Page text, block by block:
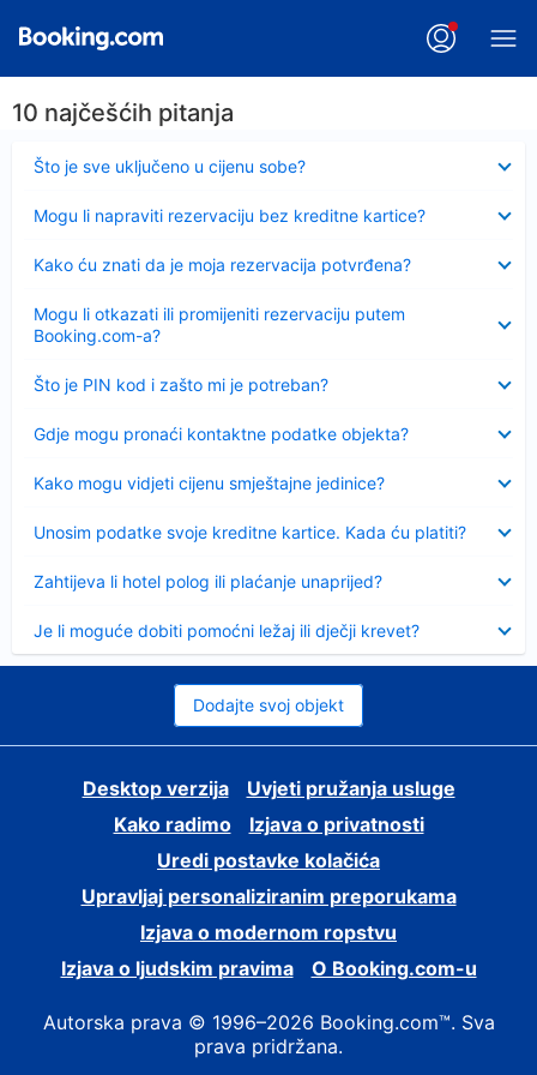
10 najčešćih pitanja
Što je sve uključeno u cijenu sobe?
Sažeto
Mogu li napraviti rezervaciju bez kreditne kartice?
Kako ću znati da je moja rezervacija potvrđena?
Mogu li otkazati ili promijeniti rezervaciju putem
Booking.com-a?
Što je PIN kod i zašto mi je potreban?
Sažeto
Gdje mogu pronaći kontaktne podatke objekta?
Kako mogu vidjeti cijenu smještajne jedinice?
Unosim podatke svoje kreditne kartice. Kada ću platiti?
Zahtijeva li hotel polog ili plaćanje unaprijed?
Je li moguće dobiti pomoćni ležaj ili dječji krevet?
Dodajte svoj objekt
Desktop verzija
Uvjeti pružanja usluge
Kako radimo
Izjava o privatnosti
Uredi postavke kolačića
Upravljaj personaliziranim preporukama
Izjava o modernom ropstvu
Izjava o ljudskim pravima
O Booking.com-u
Autorska prava © 1996–2026 Booking.com™. Sva
prava pridržana.